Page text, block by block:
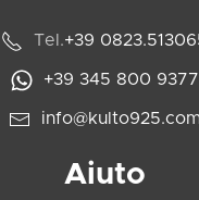
Tel.+39
+39 345 800 9377
info@kulto925.com
Aiuto